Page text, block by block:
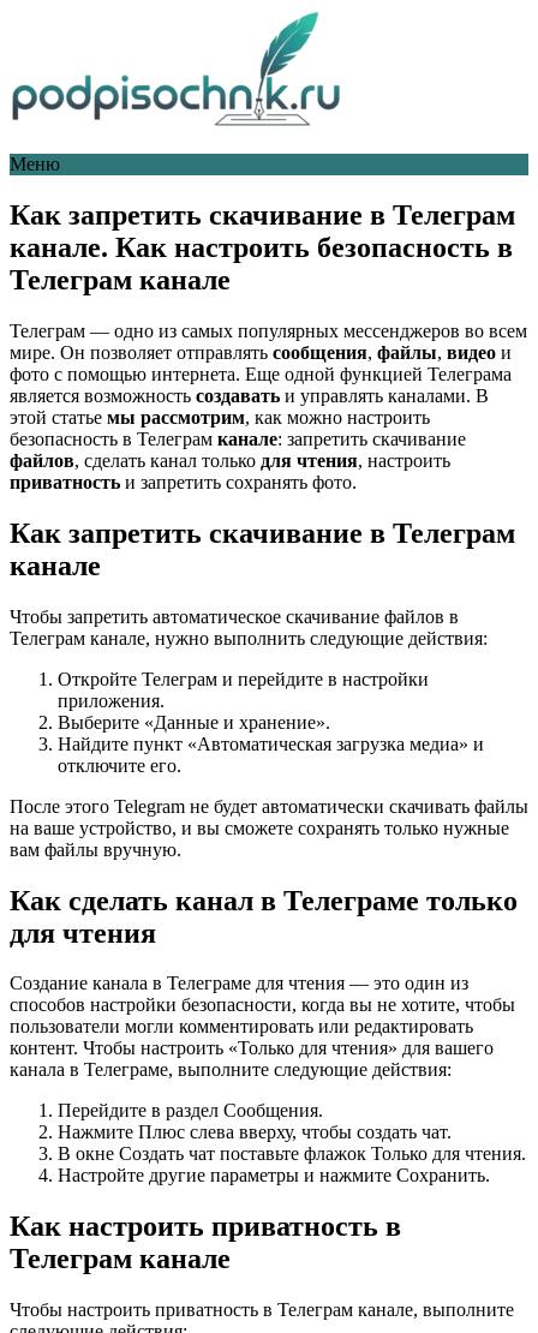
Меню
Как запретить скачивание в Телеграм
канале. Как настроить безопасность в
Телеграм канале
Телеграм — одно из самых популярных мессенджеров во всем
мире. Он позволяет отправлять сообщения, файлы, видео и
фото с помощью интернета. Еще одной функцией Телеграма
является возможность создавать и управлять каналами. В
этой статье мы рассмотрим, как можно настроить
безопасность в Телеграм канале: запретить скачивание
файлов, сделать канал только для чтения, настроить
приватность и запретить сохранять фото.
Как запретить скачивание в Телеграм
канале
Чтобы запретить автоматическое скачивание файлов в
Телеграм канале, нужно выполнить следующие действия:
Откройте Телеграм и перейдите в настройки
приложения.
Выберите «Данные и хранение».
Найдите пункт «Автоматическая загрузка медиа» и
отключите его.
После этого Telegram не будет автоматически скачивать файлы
на ваше устройство, и вы сможете сохранять только нужные
вам файлы вручную.
Как сделать канал в Телеграме только
для чтения
Создание канала в Телеграме для чтения — это один из
способов настройки безопасности, когда вы не хотите, чтобы
пользователи могли комментировать или редактировать
контент. Чтобы настроить «Только для чтения» для вашего
канала в Телеграме, выполните следующие действия:
Перейдите в раздел Сообщения.
Нажмите Плюс слева вверху, чтобы создать чат.
В окне Создать чат поставьте флажок Только для чтения.
Настройте другие параметры и нажмите Сохранить.
Как настроить приватность в
Телеграм канале
Чтобы настроить приватность в Телеграм канале, выполните